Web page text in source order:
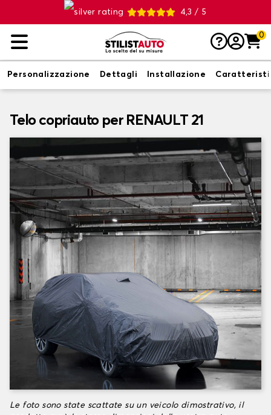
4,3 / 5
0
Personalizzazione Dettagli Installazione
Telo copriauto per RENAULT 21
Le foto sono state scattate su un veicolo dimostrativo, il